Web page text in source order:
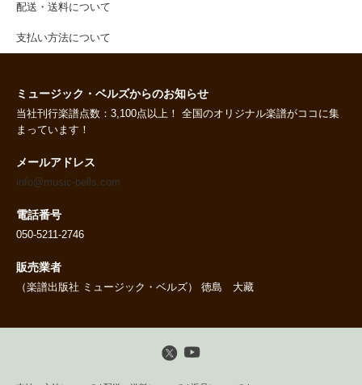
配送・送料について
支払い方法について
ミュージック・ベルズからのお知らせ
当社刊行楽譜点数：3,100点以上！ 全国のオリジナル楽譜がココに集
まっています！
メールアドレス
info@music-bells.com
電話番号
050-5211-2746
販売業者
（楽譜出版社 ミュージック・ベルズ） 徳島 大藏